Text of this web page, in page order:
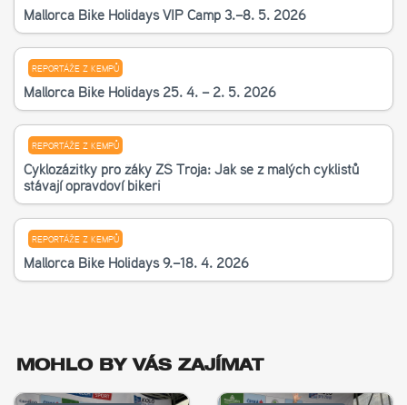
Mallorca Bike Holidays VIP Camp 3.–8. 5. 2026
REPORTÁŽE Z KEMPŮ
Mallorca Bike Holidays 25. 4. – 2. 5. 2026
REPORTÁŽE Z KEMPŮ
Cyklozážitky pro žáky ZŠ Troja: Jak se z malých cyklistů
stávají opravdoví bikeři
REPORTÁŽE Z KEMPŮ
Mallorca Bike Holidays 9.–18. 4. 2026
MOHLO BY VÁS ZAJÍMAT